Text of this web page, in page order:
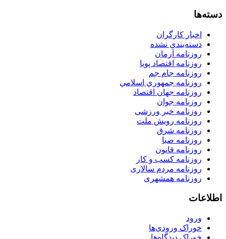
دسته‌ها
اخبار کارگران
دسته‌بندی نشده
روزنامه آرمان
روزنامه اقتصاد پویا
روزنامه جام جم
روزنامه جمهوري اسلامي
روزنامه جهان اقتصاد
روزنامه جوان
روزنامه خبر ورزشى
روزنامه رویش ملت
روزنامه شرق
روزنامه صبا
روزنامه قانون
روزنامه كسب و كار
روزنامه مردم سالاری
روزنامه همشهری
اطلاعات
ورود
خوراک ورودی‌ها
خوراک دیدگاه‌ها